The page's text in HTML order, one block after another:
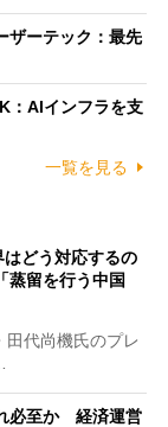
ザーテック：最先
：AIインフラを支
一覧を見る
どう対応するの
留を行う中国
代尚機氏のプレ
必至か 経済運営